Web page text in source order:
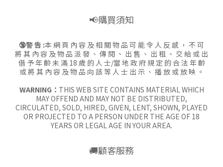
📢購買須知
🔞警 告 :本 網 頁 內 容 及 相 關 物 品 可 能 令 人 反 感 ， 不 可
將 其 內 容 及 物 品 派 發 、 傳 閱 、 出 售 、 出 租 、 交 給 或 出
借 予 年 齡 未 滿 18 歲 的 人 士/當 地 政 府 規 定 的 合 法 年 齡
或 將 其 內 容 及 物 品 向 該 等 人 士 出 示 、 播 放 或 放 映 。
WARNING： THIS WEB SITE CONTAINS MATERIAL WHICH
MAY OFFEND AND MAY NOT BE DISTRIBUTED,
CIRCULATED, SOLD, HIRED, GIVEN, LENT, SHOWN, PLAYED
OR PROJECTED TO A PERSON UNDER THE AGE OF 18
YEARS OR LEGAL AGE IN YOUR AREA.
🚚顧客服務